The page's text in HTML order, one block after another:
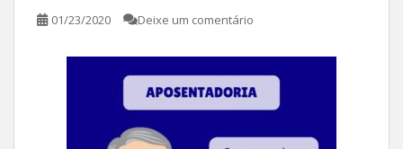
01/23/2020 Deixe um comentário